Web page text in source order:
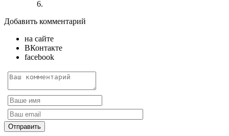
Добавить комментарий
на сайте
ВКонтакте
facebook